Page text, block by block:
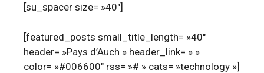
[su_spacer size= »40″]
[featured_posts small_title_length= »40″
header= »Pays d’Auch » header_link= » »
color= »#006600″ rss= »# » cats= »technology »]